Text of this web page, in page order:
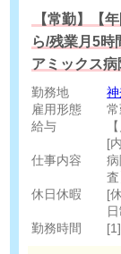
【常勤】【
ら/残業月5時
アミックス
勤務地
雇用形態
給与
[
仕事内容
休日休暇
[
日制 [休暇] ・夏季休暇
勤務時間